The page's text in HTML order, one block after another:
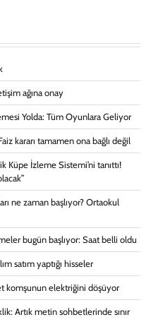
ağına onay
Yolda: Tüm Oyunlara Geliyor
kararı tamamen ona bağlı değil
Küpe İzleme Sistemi’ni tanıttı!
ne zaman başlıyor? Ortaokul
bugün başlıyor: Saat belli oldu
satım yaptığı hisseler
komşunun elektriğini döşüyor
Artık metin sohbetlerinde sınır